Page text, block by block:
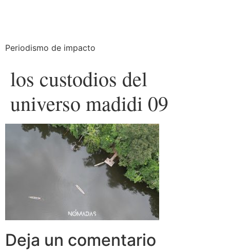
Periodismo de impacto
los custodios del
universo madidi 09
Deja un comentario